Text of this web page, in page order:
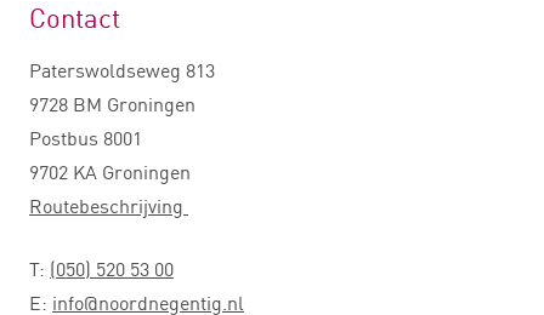
Contact
Paterswoldseweg 813
9728 BM Groningen
Postbus 8001
9702 KA Groningen
Routebeschrijving
T: (050) 520 53 00
E: info@noordnegentig.nl